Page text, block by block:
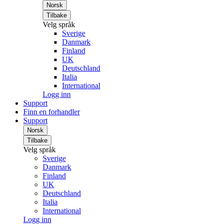
Norsk
Tilbake
Velg språk
Sverige
Danmark
Finland
UK
Deutschland
Italia
International
Logg inn
Support
Finn en forhandler
Support
Norsk
Tilbake
Velg språk
Sverige
Danmark
Finland
UK
Deutschland
Italia
International
Logg inn